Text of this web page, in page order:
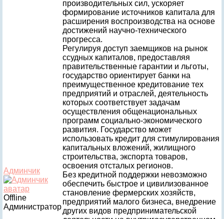
Админчик
Offline
Администратор
производительных сил, ускоряет
формирование источников капитала для
расширения воспроизводства на основе
достижений научно-технического
прогресса.
Регулируя доступ заемщиков на рынок
ссудных капиталов, предоставляя
правительственные гарантии и льготы,
государство ориентирует банки на
преимущественное кредитование тех
предприятий и отраслей, деятельность
которых соответствует задачам
осуществления общенациональных
программ социально-экономического
развития. Государство может
использовать кредит для стимулирования
капитальных вложений, жилищного
строительства, экспорта товаров,
освоения отсталых регионов.
Без кредитной поддержки невозможно
обеспечить быстрое и цивилизованное
становление фермерских хозяйств,
предприятий малого бизнеса, внедрение
других видов предпринимательской